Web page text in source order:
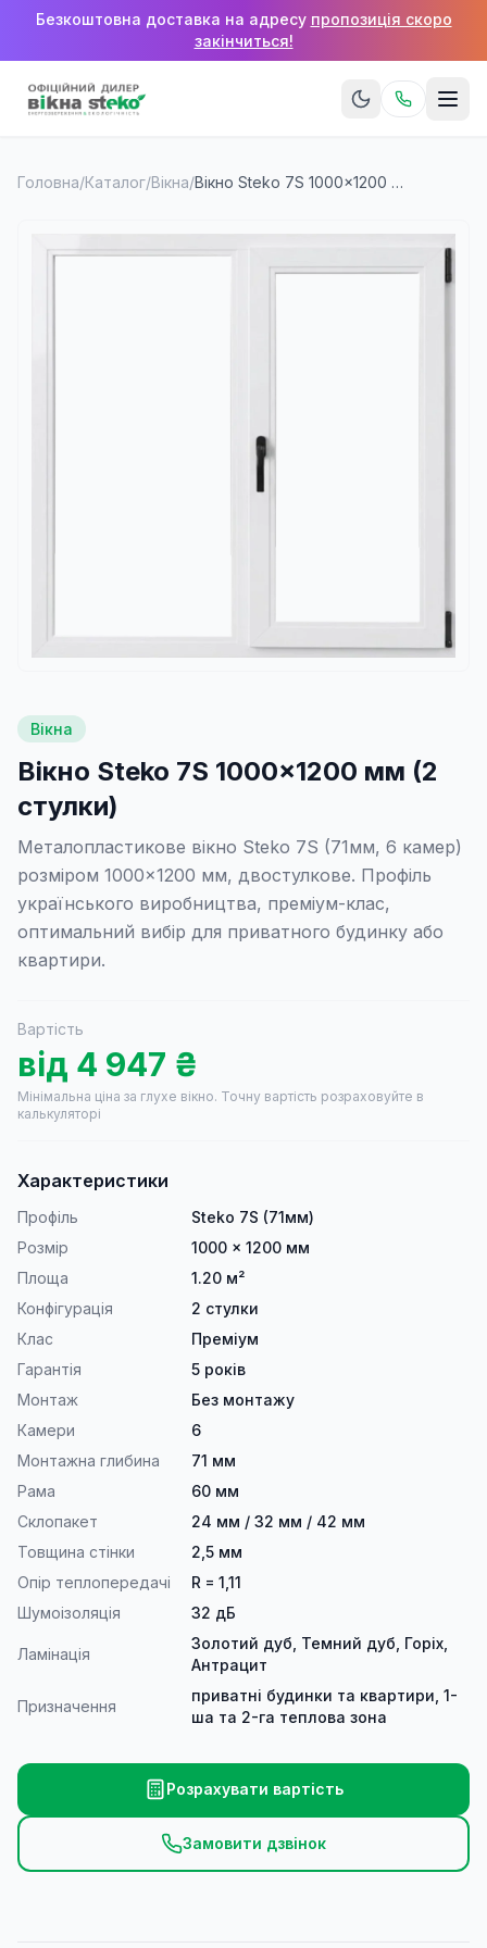
Безкоштовна доставка на адресу пропозиція скоро
закінчиться!
Головна/Каталог/Вікна/ Вікно Steko 7S 1000×1200 мм (2 стулки)
Вікна
Вікно Steko 7S 1000×1200 мм (2
стулки)
Металопластикове вікно Steko 7S (71мм, 6 камер)
розміром 1000×1200 мм, двостулкове. Профіль
українського виробництва, преміум-клас,
оптимальний вибір для приватного будинку або
квартири.
Вартість
від 4 947 ₴
Мінімальна ціна за глухе вікно. Точну вартість розраховуйте в
калькуляторі
Характеристики
Профіль
Steko 7S (71мм)
Розмір
1000 × 1200 мм
Площа
1.20 м²
Конфігурація
2 стулки
Клас
Преміум
Гарантія
5 років
Монтаж
Без монтажу
Камери
6
Монтажна глибина
71 мм
Рама
60 мм
Склопакет
24 мм / 32 мм / 42 мм
Товщина стінки
2,5 мм
Опір теплопередачі
R = 1,11
Шумоізоляція
32 дБ
Ламінація
Золотий дуб, Темний дуб, Горіх,
Антрацит
Призначення
приватні будинки та квартири, 1-
ша та 2-га теплова зона
Розрахувати вартість
Замовити дзвінок